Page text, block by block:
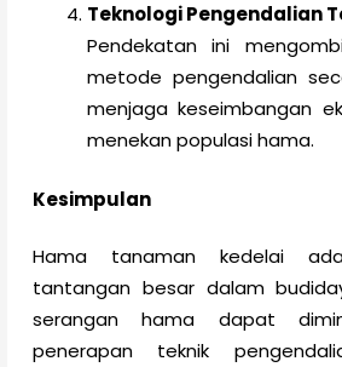
Teknologi Pengendalian
Pendekatan ini
metode pengendalian
menjaga keseimbangan
menekan populasi hama.
Kesimpulan
Hama tanaman kedelai
tantangan besar dalam
serangan hama dapat
penerapan teknik